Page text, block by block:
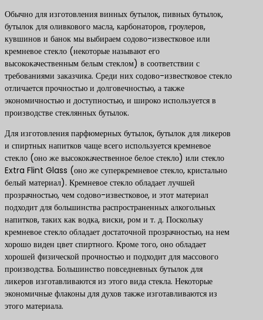
Обычно для изготовления винных бутылок, пивных бутылок,
бутылок для оливкового масла, карбонаторов, гроулеров,
кувшинов и банок мы выбираем содово-известковое или
кремневое стекло (некоторые называют его
высококачественным белым стеклом) в соответствии с
требованиями заказчика. Среди них содово-известковое стекло
отличается прочностью и долговечностью, а также
экономичностью и доступностью, и широко используется в
производстве стеклянных бутылок.
Для изготовления парфюмерных бутылок, бутылок для ликеров
и спиртных напитков чаще всего используется кремневое
стекло (оно же высококачественное белое стекло) или стекло
Extra Flint Glass (оно же суперкремневое стекло, кристально
белый материал). Кремневое стекло обладает лучшей
прозрачностью, чем содово-известковое, и этот материал
подходит для большинства распространенных алкогольных
напитков, таких как водка, виски, ром и т. д. Поскольку
кремневое стекло обладает достаточной прозрачностью, на нем
хорошо виден цвет спиртного. Кроме того, оно обладает
хорошей физической прочностью и подходит для массового
производства. Большинство повседневных бутылок для
ликеров изготавливаются из этого вида стекла. Некоторые
экономичные флаконы для духов также изготавливаются из
этого материала.